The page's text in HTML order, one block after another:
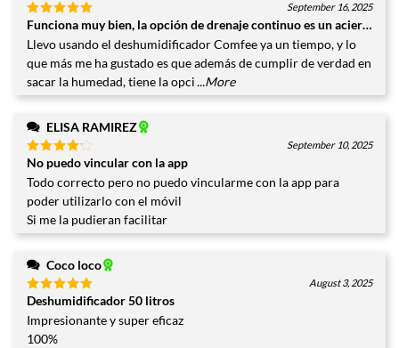
Valorado
con
5
September 16, 2025
Funciona muy bien, la opción de drenaje continuo es un acierto
Llevo usando el deshumidificador Comfee ya un tiempo, y lo
que más me ha gustado es que además de cumplir de verdad en
sacar la humedad, tiene la opci ...More
ELISA RAMIREZ
Valorado
con
de 5
September 10, 2025
No puedo vincular con la app
Todo correcto pero no puedo vincularme con la app para
poder utilizarlo con el móvil
Si me la pudieran facilitar
Coco loco
Valorado
con
de
5
August 3, 2025
Deshumidificador 50 litros
Impresionante y super eficaz
100%